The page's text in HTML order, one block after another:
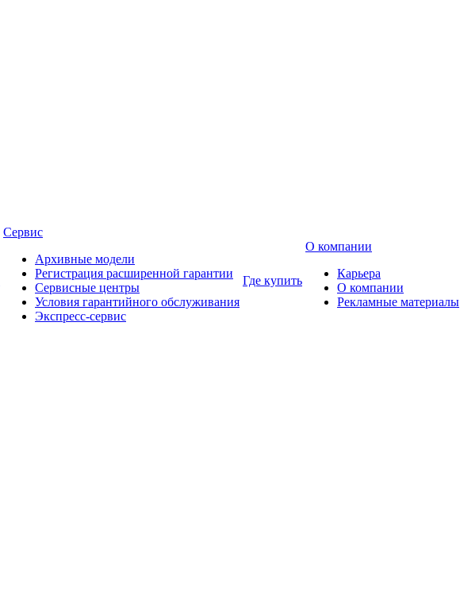
Сервис
Архивные модели
Регистрация расширенной гарантии
Сервисные центры
Условия гарантийного обслуживания
Экспресс-сервис
Где купить
О компании
Карьера
О компании
Рекламные материалы